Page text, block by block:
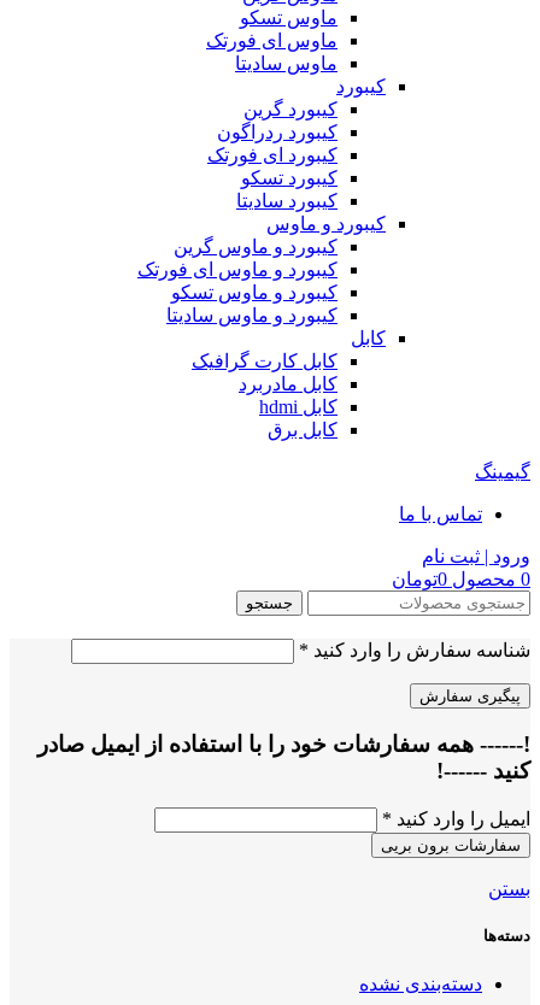
ماوس تسکو
ماوس ای فورتک
ماوس سادیتا
کیبورد
کیبورد گرین
کیبورد ردراگون
کیبورد ای فورتک
کیبورد تسکو
کیبورد سادیتا
کیبورد و ماوس
کیبورد و ماوس گرین
کیبورد و ماوس ای فورتک
کیبورد و ماوس تسکو
کیبورد و ماوس سادیتا
کابل
کابل کارت گرافیک
کابل مادربرد
کابل hdmi
کابل برق
گیمینگ
تماس با ما
ورود | ثبت نام
0 محصول 0تومان
جستجو
شناسه سفارش را وارد کنید *
!------ همه سفارشات خود را با استفاده از ایمیل صادر
کنید ------!
ایمیل را وارد کنید *
بستن
دسته‌ها
دسته‌بندی نشده